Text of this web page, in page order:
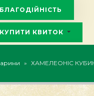
БЛАГОДІЙНІСТЬ
КУПИТИ КВИТОК
» ХАМЕЛЕОНІС